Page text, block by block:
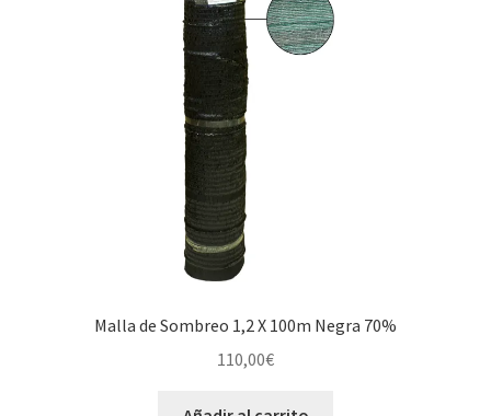
Malla de Sombreo 1,2 X 100m Negra 70%
110,00€